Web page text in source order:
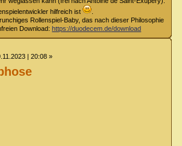
hilfreich ist
Rollenspiel-Baby, das nach dieser Philosophie
Download:https://duodecem.de/download
| 20:08 »